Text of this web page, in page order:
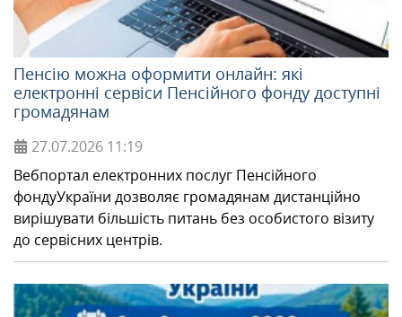
Пенсію можна оформити онлайн: які
електронні сервіси Пенсійного фонду доступні
громадянам
27.07.2026 11:19
Вебпортал електронних послуг Пенсійного
фондуУкраїни дозволяє громадянам дистанційно
вирішувати більшість питань без особистого візиту
до сервісних центрів.